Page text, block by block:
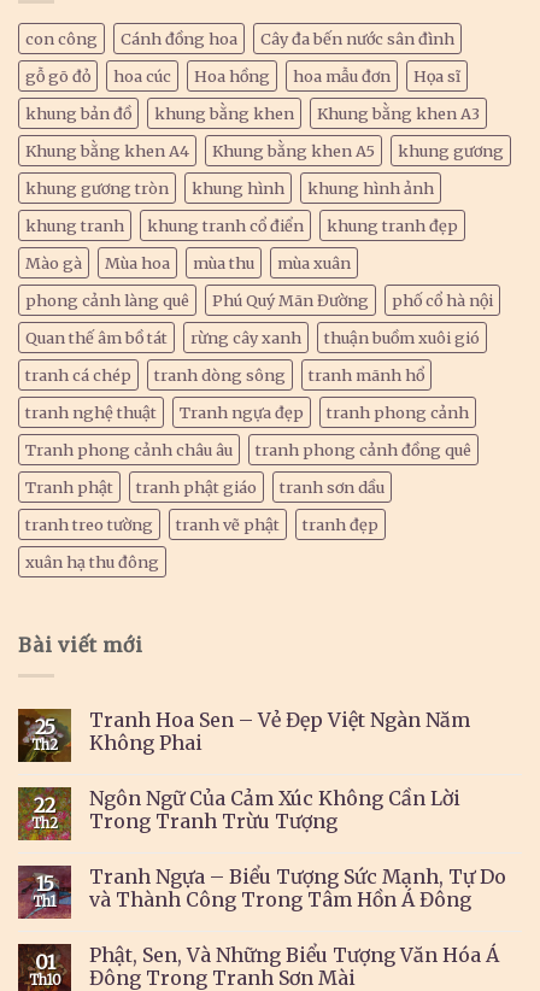
con công Cánh đồng hoa
Cây đa bến nước sân đình
gỗ gõ đỏ
hoa cúc Hoa hồng hoa mẫu đơn
Họa sĩ
khung bản đồ
khung bằng khen
Khung bằng khen A3
Khung bằng khen A4
Khung bằng khen A5
khung gương
khung gương tròn
khung hình
khung hình ảnh
khung tranh
khung tranh cổ điển
khung tranh đẹp
Mào gà
Mùa hoa mùa thu
mùa xuân
phong cảnh làng quê
Phú Quý Mãn Đường
phố cổ hà nội
Quan thế âm bồ tát
rừng cây xanh
thuận buồm xuôi gió
tranh cá chép
tranh dòng sông
tranh mãnh hổ
tranh nghệ thuật
Tranh ngựa đẹp
tranh phong cảnh
Tranh phong cảnh châu âu
tranh phong cảnh đồng quê
Tranh phật
tranh phật giáo
tranh sơn dầu
tranh treo tường
tranh vẽ phật
tranh đẹp
xuân hạ thu đông
Bài viết mới
25
Th2
Tranh Hoa Sen – Vẻ Đẹp Việt Ngàn Năm
Không Phai
22
Th2
Ngôn Ngữ Của Cảm Xúc Không Cần Lời
Trong Tranh Trừu Tượng
15
Th1
Tranh Ngựa – Biểu Tượng Sức Mạnh, Tự Do
và Thành Công Trong Tâm Hồn Á Đông
01
Th10
Phật, Sen, Và Những Biểu Tượng Văn Hóa Á
Đông Trong Tranh Sơn Mài